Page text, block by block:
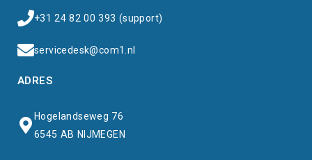
+31 24 82 00 393 (support)
servicedesk@com1.nl
ADRES
Hogelandseweg 76
6545 AB NIJMEGEN